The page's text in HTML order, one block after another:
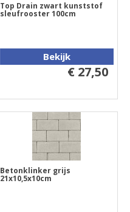
Top Drain zwart kunststof
sleufrooster 100cm
Bekijk
€ 27,50
Betonklinker grijs
21x10,5x10cm